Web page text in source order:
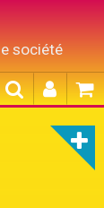
société